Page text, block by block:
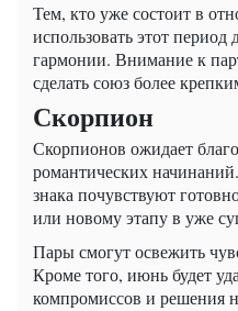
Тем, кто уже состоит в
использовать этот период
гармонии. Внимание к
сделать союз более
Скорпион
Скорпионов ожидает
романтических
знака почувствуют
или новому этапу в уже
Пары смогут освежить
Кроме того, июнь будет
компромиссов и решения